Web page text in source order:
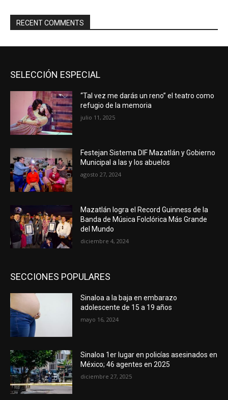
RECENT COMMENTS
SELECCIÓN ESPECIAL
“Tal vez me darás un reno” el teatro como
refugio de la memoria
julio 11, 2025
Festejan Sistema DIF Mazatlán y Gobierno
Municipal a las y los abuelos
agosto 27, 2024
Mazatlán logra el Record Guinness de la
Banda de Música Folclórica Más Grande
del Mundo
diciembre 4, 2024
SECCIONES POPULARES
Sinaloa a la baja en embarazo
adolescente de 15 a 19 años
mayo 16, 2024
Sinaloa 1er lugar en policías asesinados en
México; 46 agentes en 2025
diciembre 27, 2025